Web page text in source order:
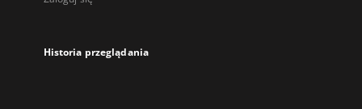
Historia przeglądania